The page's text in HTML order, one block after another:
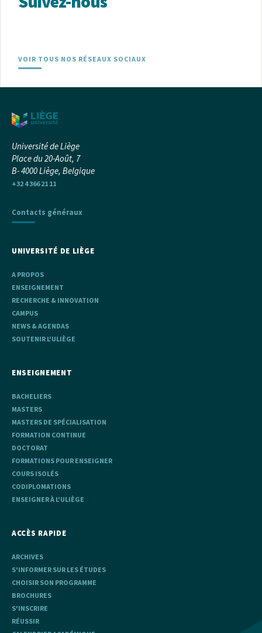
VOIR TOUS NOS RÉSEAUX SOCIAUX
Université de Liège
Place du 20-Août, 7
B- 4000 Liège, Belgique
+32 4 366 21 11
Contacts généraux
UNIVERSITÉ DE LIÈGE
A PROPOS
ENSEIGNEMENT
RECHERCHE & INNOVATION
CAMPUS
NEWS & AGENDAS
SOUTENIR L'ULIÈGE
ENSEIGNEMENT
BACHELIERS
MASTERS
MASTERS DE SPÉCIALISATION
FORMATION CONTINUE
DOCTORAT
FORMATIONS POUR ENSEIGNER
COURS ISOLÉS
CODIPLOMATIONS
ENSEIGNER À L'ULIÈGE
ACCÈS RAPIDE
ARCHIVES
S'INFORMER SUR LES ÉTUDES
CHOISIR SON PROGRAMME
BROCHURES
S'INSCRIRE
RÉUSSIR